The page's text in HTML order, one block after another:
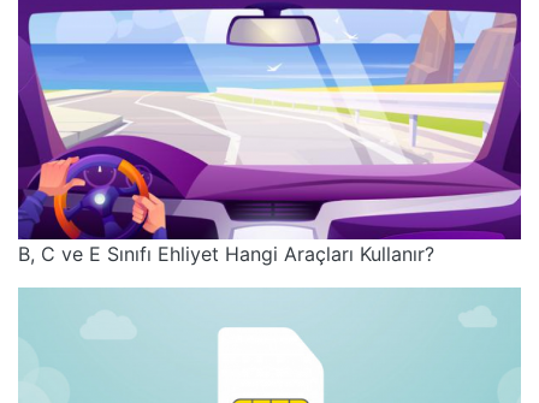
B, C ve E Sınıfı Ehliyet Hangi Araçları Kullanır?